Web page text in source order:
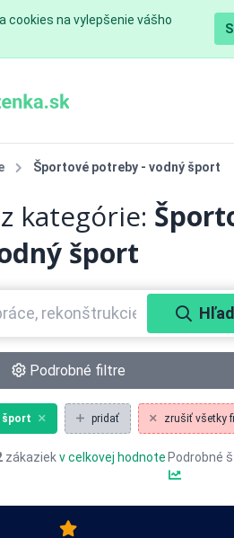
cookies na vylepšenie vášho
Športové potreby - vodný šport
kategórie:
šport
Podrobné filtre
šport pridať zrušiť všetky
zákaziekv celkovej hodnote Podrobné